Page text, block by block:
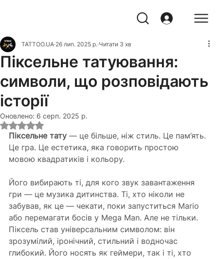
Піксельне татуювання:
символи, що розповідають
історії
TATTOO.UA 26 лип. 2025 р. Читати 3 хв
Оновлено: 6 серп. 2025 р.
Оцінка: NaN з 5 зірок.
Піксельне тату — це більше, ніж стиль. Це пам’ять.
Це гра. Це естетика, яка говорить простою
мовою квадратиків і кольору.
Його вибирають ті, для кого звук завантаження
гри — це музика дитинства. Ті, хто ніколи не
забував, як це — чекати, поки запуститься Mario
або перемагати босів у Mega Man. Але не тільки.
Піксель став універсальним символом: він
зрозумілий, іронічний, стильний і водночас
глибокий. Його носять як геймери, так і ті, хто